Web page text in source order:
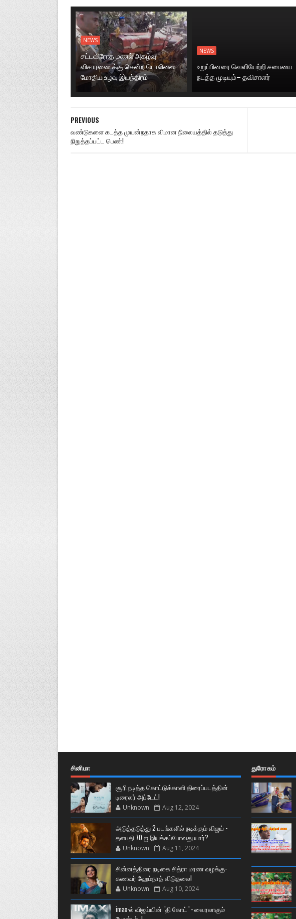
NEWS
சட்டவிரோத மணல் அகழ்வு
விசாரணைக்கு சென்ற பொலிஸை
மோதிய உழவு இயந்திரம்
NEWS
உறுப்பினரை வெளியேற்றி சபையை
நடத்த முடியும்– தவிசாளர்
PREVIOUS
வண்டுகளை கடத்த முயன்றதாக விமான நிலையத்தில் தடுத்து
நிறுத்தப்பட்ட பெண்!
சினிமா
சூரி நடித்த கொட்டுக்காளி திரைப்படத்தின்
டிரைலர் அப்டேட்!
Unknown Aug 12, 2024
அடுத்தடுத்து 2 படங்களில் நடிக்கும் விஜய் -
தளபதி 70 ஐ இயக்கப்போவது யார்?
Unknown Aug 11, 2024
சின்னத்திரை நடிகை சித்ரா மரண வழக்கு-
கணவர் ஹேம்நாத் விடுதலை!
Unknown Aug 10, 2024
imax-ல் விஜய்யின் "தி கோட்" - வைரலாகும்
துரோகம்